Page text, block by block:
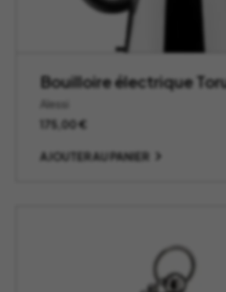
Bouilloire électrique
Alessi
175,00€
AJOUTER AU PANIER